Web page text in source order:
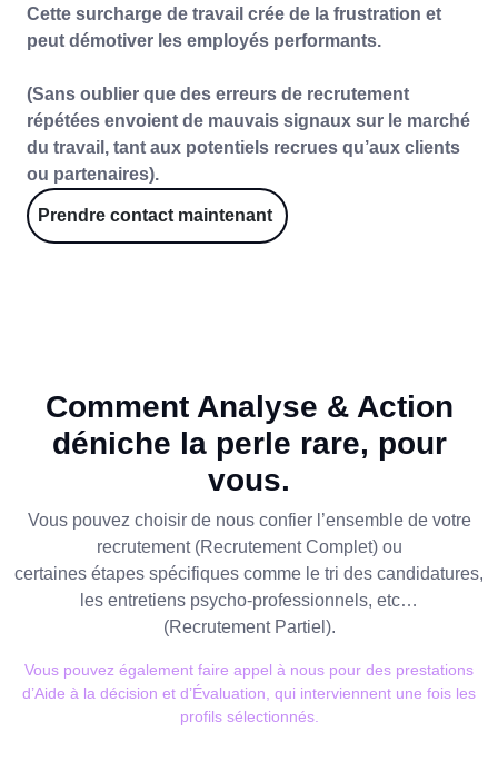
Cette surcharge de travail crée de la frustration et
peut démotiver les employés performants.
(Sans oublier que des erreurs de recrutement
répétées envoient de mauvais signaux sur le marché
du travail, tant aux potentiels recrues qu’aux clients
ou partenaires).
Prendre contact maintenant
Comment Analyse & Action
déniche la perle rare, pour
vous.
Vous pouvez choisir de nous confier l’ensemble de votre
recrutement (Recrutement Complet) ou
certaines étapes spécifiques comme le tri des candidatures,
les entretiens psycho-professionnels, etc…
(Recrutement Partiel).
Vous pouvez également faire appel à nous pour des prestations
d’Aide à la décision et d’Évaluation, qui interviennent une fois les
profils sélectionnés.